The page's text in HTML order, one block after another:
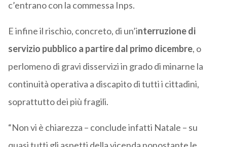
c’entrano con la commessa Inps.
E infine il rischio, concreto, di un’interruzione di
servizio pubblico a partire dal primo dicembre, o
perlomeno di gravi disservizi in grado di minarne la
continuità operativa a discapito di tutti i cittadini,
soprattutto dei più fragili.
“Non vi è chiarezza – conclude infatti Natale – su